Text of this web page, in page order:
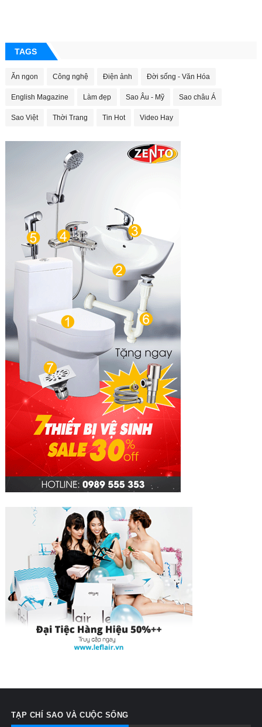
TAGS
Ăn ngon Công nghệ Điện ảnh Đời sống - Văn Hóa
English Magazine Làm đẹp Sao Âu - Mỹ Sao châu Á
Sao Việt Thời Trang Tin Hot Video Hay
TẠP CHÍ SAO VÀ CUỘC SỐNG